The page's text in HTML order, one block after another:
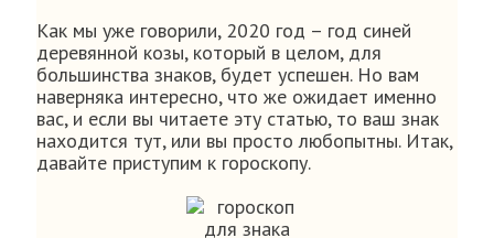
Как мы уже говорили, 2020 год – год синей
деревянной козы, который в целом, для
большинства знаков, будет успешен. Но вам
наверняка интересно, что же ожидает именно
вас, и если вы читаете эту статью, то ваш знак
находится тут, или вы просто любопытны. Итак,
давайте приступим к гороскопу.